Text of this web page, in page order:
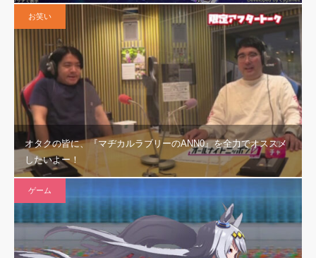
お笑い
オタクの皆に、『マヂカルラブリーのANN0』を全力でオススメ
したいよー！
ゲーム